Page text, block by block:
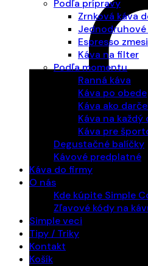
Podľa prípravy
Zrnková káva
Jednodruhové
Espresso zmesi
Káva na filter
Podľa momentu
Ranná káva
Káva po obede
Káva ako
Káva na každý
Káva pre
Degustačné balíčky
Kávové predplatné
Káva do firmy
O nás
Kde kúpite Simple
Zľavové kódy na
Simple veci
Tipy / Triky
Kontakt
Košík